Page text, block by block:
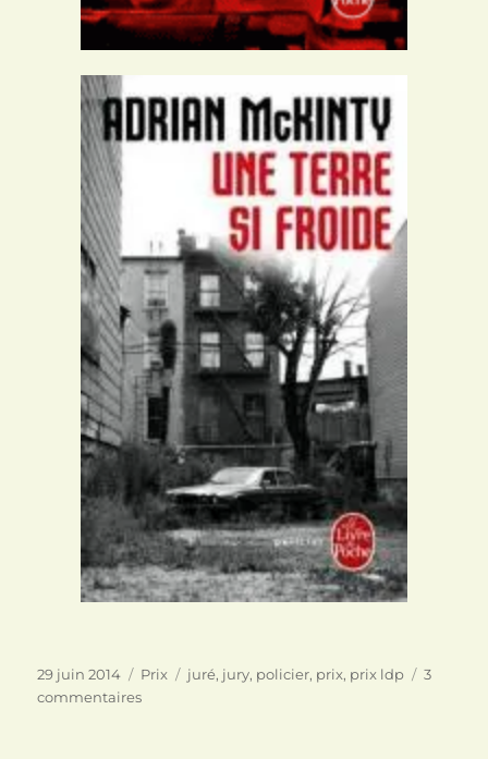
Publié
le
29 juin 2014 Catégories
Prix Étiquettes
juré, jury, policier, prix, prix ldp
3
commentairessur